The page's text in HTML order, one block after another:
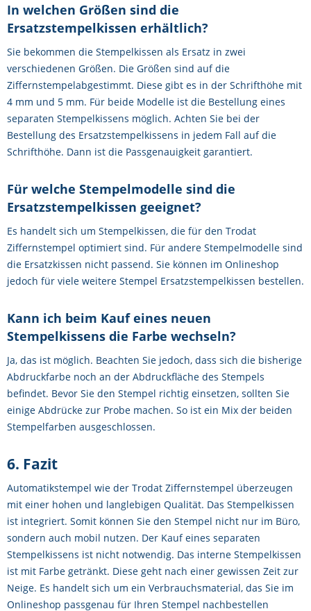
In welchen Größen sind die
Ersatzstempelkissen erhältlich?
Sie bekommen die Stempelkissen als Ersatz in zwei
verschiedenen Größen. Die Größen sind auf die
Ziffernstempelabgestimmt. Diese gibt es in der Schrifthöhe mit
4 mm und 5 mm. Für beide Modelle ist die Bestellung eines
separaten Stempelkissens möglich. Achten Sie bei der
Bestellung des Ersatzstempelkissens in jedem Fall auf die
Schrifthöhe. Dann ist die Passgenauigkeit garantiert.
Für welche Stempelmodelle sind die
Ersatzstempelkissen geeignet?
Es handelt sich um Stempelkissen, die für den Trodat
Ziffernstempel optimiert sind. Für andere Stempelmodelle sind
die Ersatzkissen nicht passend. Sie können im Onlineshop
jedoch für viele weitere Stempel Ersatzstempelkissen bestellen.
Kann ich beim Kauf eines neuen
Stempelkissens die Farbe wechseln?
Ja, das ist möglich. Beachten Sie jedoch, dass sich die bisherige
Abdruckfarbe noch an der Abdruckfläche des Stempels
befindet. Bevor Sie den Stempel richtig einsetzen, sollten Sie
einige Abdrücke zur Probe machen. So ist ein Mix der beiden
Stempelfarben ausgeschlossen.
6. Fazit
Automatikstempel wie der Trodat Ziffernstempel überzeugen
mit einer hohen und langlebigen Qualität. Das Stempelkissen
ist integriert. Somit können Sie den Stempel nicht nur im Büro,
sondern auch mobil nutzen. Der Kauf eines separaten
Stempelkissens ist nicht notwendig. Das interne Stempelkissen
ist mit Farbe getränkt. Diese geht nach einer gewissen Zeit zur
Neige. Es handelt sich um ein Verbrauchsmaterial, das Sie im
Onlineshop passgenau für Ihren Stempel nachbestellen